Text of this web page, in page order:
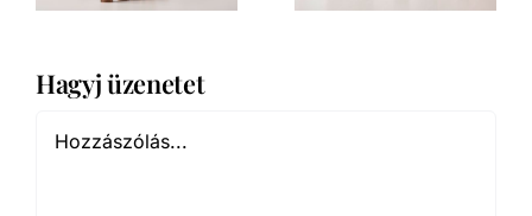
Hagyj üzenetet